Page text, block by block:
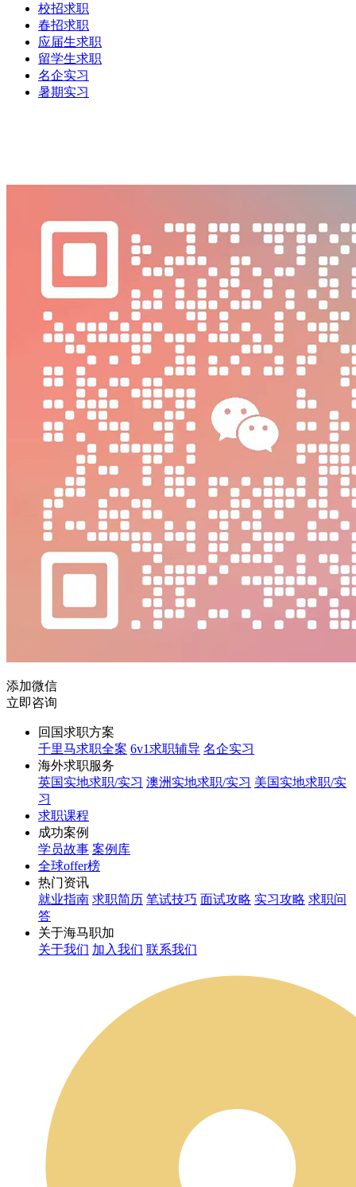
校招求职
春招求职
应届生求职
留学生求职
名企实习
暑期实习
添加微信
立即咨询
回国求职方案
千里马求职全案 6v1求职辅导 名企实习
海外求职服务
英国实地求职/实习 澳洲实地求职/实习 美国实地求职/实
习
求职课程
成功案例
学员故事 案例库
全球offer榜
热门资讯
就业指南 求职简历 笔试技巧 面试攻略 实习攻略 求职问
答
关于海马职加
关于我们 加入我们 联系我们